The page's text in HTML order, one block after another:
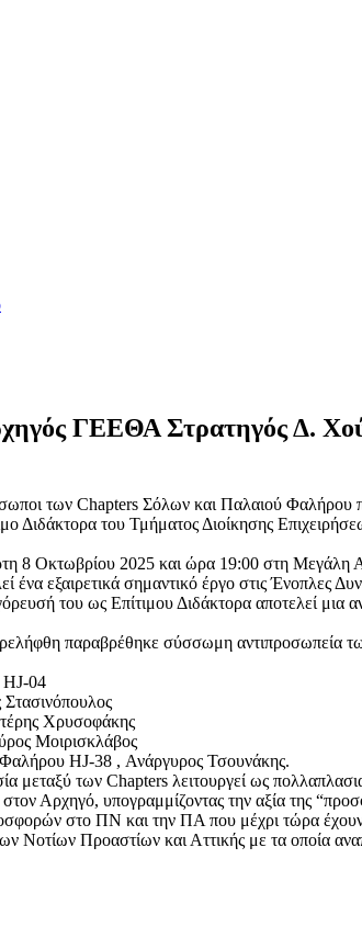
ΓΕΕΘΑ Στρατηγός Δ.
των Chapters Σόλων και Παλαιού
Διδάκτορα του Τμήματος Διοίκησης
8 Οκτωβρίου 2025 και ώρα 19:00 στη
ένα εξαιρετικά σημαντικό έργο στις Ένοπλες
του ως Επίτιμου Διδάκτορα αποτελεί μια
παραβρέθηκε σύσσωμη αντιπροσωπεία
HJ-04
Χρυσοφάκης
Μοιρισκλάβος
Φαλήρου HJ-38 , Ανάργυρος Τσουνάκης.
μεταξύ των Chapters λειτουργεί ως
Αρχηγό, υπογραμμίζοντας την αξία της
στο ΠΝ και την ΠΑ που μέχρι τώρα έχουν
Προαστίων και Αττικής με τα οποία